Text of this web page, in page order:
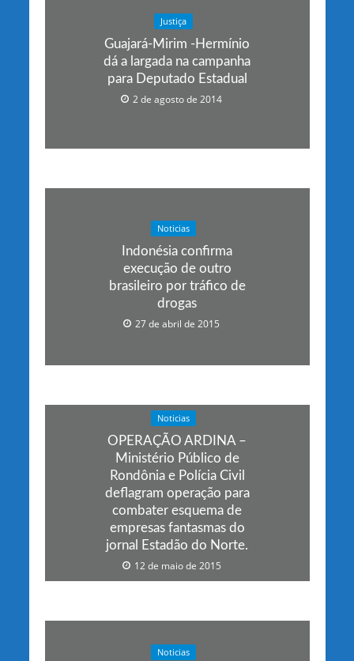
Justiça
Guajará-Mirim -Hermínio
dá a largada na campanha
para Deputado Estadual
2 de agosto de 2014
Noticias
Indonésia confirma
execução de outro
brasileiro por tráfico de
drogas
27 de abril de 2015
Noticias
OPERAÇÃO ARDINA –
Ministério Público de
Rondônia e Polícia Civil
deflagram operação para
combater esquema de
empresas fantasmas do
jornal Estadão do Norte.
12 de maio de 2015
Noticias